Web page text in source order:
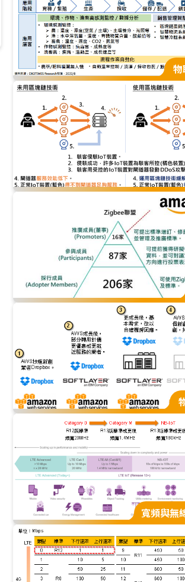
寬頻與無